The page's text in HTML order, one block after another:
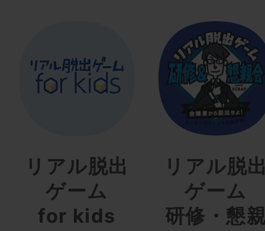
リアル脱出
ゲーム
for kids
リアル脱
ゲーム
研修・懇